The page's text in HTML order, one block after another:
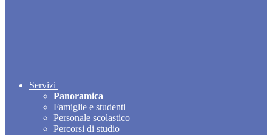
Servizi
Panoramica
Famiglie e studenti
Personale scolastico
Percorsi di studio